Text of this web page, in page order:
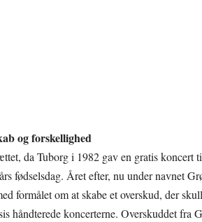
og forskellighed
da Tuborg i 1982 gav en gratis koncert
fødselsdag. Året efter, nu under navnet
formålet om at skabe et overskud, der
håndterede koncerterne. Overskuddet fra